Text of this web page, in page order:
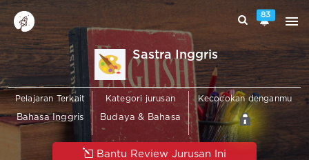
83
Sastra Inggris
Pelajaran Terkait
Bahasa Inggris
Kategori jurusan
Budaya & Bahasa
Kecocokan denganmu
Bantu Review Jurusan Ini